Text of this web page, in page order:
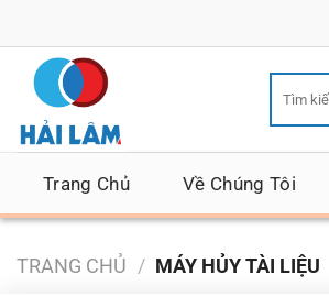
dung
kiếm:
Trang Chủ Về Chúng Tôi
TRANG CHỦ / MÁY HỦY TÀI LIỆU